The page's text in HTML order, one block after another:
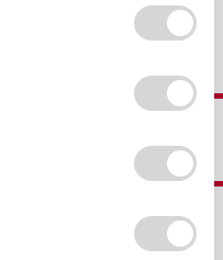
Ihrer Nutzung